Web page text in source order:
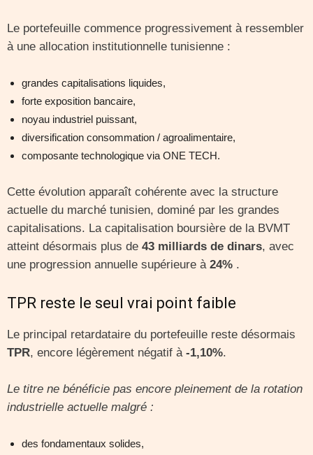
Le portefeuille commence progressivement à ressembler
à une allocation institutionnelle tunisienne :
grandes capitalisations liquides,
forte exposition bancaire,
noyau industriel puissant,
diversification consommation / agroalimentaire,
composante technologique via ONE TECH.
Cette évolution apparaît cohérente avec la structure
actuelle du marché tunisien, dominé par les grandes
capitalisations. La capitalisation boursière de la BVMT
atteint désormais plus de 43 milliards de dinars, avec
une progression annuelle supérieure à 24% .
TPR reste le seul vrai point faible
Le principal retardataire du portefeuille reste désormais
TPR, encore légèrement négatif à -1,10%.
Le titre ne bénéficie pas encore pleinement de la rotation
industrielle actuelle malgré :
des fondamentaux solides,